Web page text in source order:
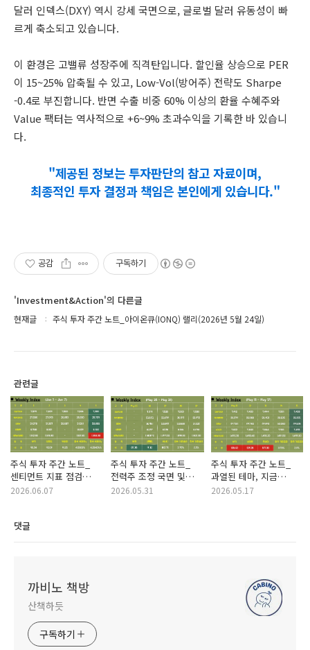
달러 인덱스(DXY) 역시 강세 국면으로, 글로벌 달러 유동성이 빠
르게 축소되고 있습니다.
이 환경은 고밸류 성장주에 직격탄입니다. 할인율 상승으로 PER
이 15~25% 압축될 수 있고, Low-Vol(방어주) 전략도 Sharpe
-0.4로 부진합니다. 반면 수출 비중 60% 이상의 환율 수혜주와
Value 팩터는 역사적으로 +6~9% 초과수익을 기록한 바 있습니
다.
"제공된 정보는 투자판단의 참고 자료이며,
최종적인 투자 결정과 책임은 본인에게 있습니다."
공감 구독하기
'Investment&Action'의 다른글
현재글 주식 투자 주간 노트_아이온큐(IONQ) 랠리(2026년 5월 24일)
관련글
주식 투자 주간 노트_
센티먼트 지표 점검
(2026년 6월 7일)
2026.06.07
주식 투자 주간 노트_
전력주 조정 국면 및
대응(2026년 5월 31일)
2026.05.31
주식 투자 주간 노트_
과열된 테마, 지금
줄여야 할 때?(2026년
2026.05.17
댓글
까비노 책방
산책하듯
구독하기